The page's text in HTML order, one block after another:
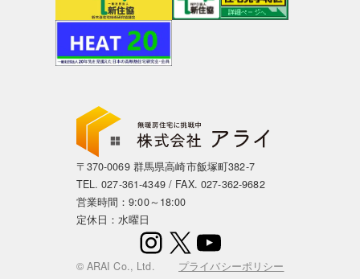
〒370-0069 群馬県高崎市飯塚町382-7
TEL.027-361-4349/ FAX. 027-362-9682
営業時間：9:00～18:00
定休日：水曜日
Instagram
X YouTube
© ARAI Co., Ltd. プライバシーポリシー